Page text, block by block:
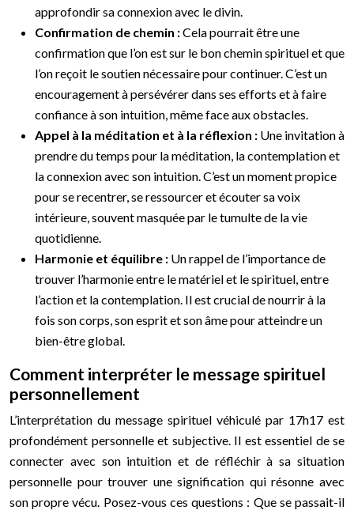
approfondir sa connexion avec le divin.
Confirmation de chemin :Cela pourrait être une
confirmation que l’on est sur le bon chemin spirituel et que
l’on reçoit le soutien nécessaire pour continuer. C’est un
encouragement à persévérer dans ses efforts et à faire
confiance à son intuition, même face aux obstacles.
Appel à la méditation et à la réflexion : Une invitation à
prendre du temps pour la méditation, la contemplation et
la connexion avec son intuition. C’est un moment propice
pour se recentrer, se ressourcer et écouter sa voix
intérieure, souvent masquée par le tumulte de la vie
quotidienne.
Harmonie et équilibre : Un rappel de l’importance de
trouver l’harmonie entre le matériel et le spirituel, entre
l’action et la contemplation. Il est crucial de nourrir à la
fois son corps, son esprit et son âme pour atteindre un
bien-être global.
Comment interpréter le message spirituel
personnellement
L’interprétation du message spirituel véhiculé par 17h17 est
profondément personnelle et subjective. Il est essentiel de se
connecter avec son intuition et de réfléchir à sa situation
personnelle pour trouver une signification qui résonne avec
son propre vécu. Posez-vous ces questions : Que se passait-il